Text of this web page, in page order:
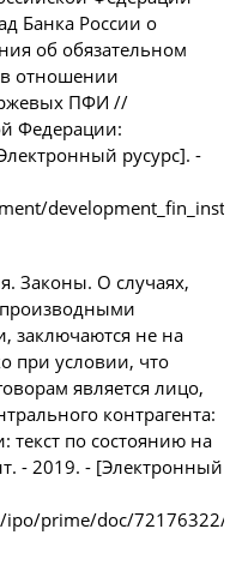
Банка России о
об обязательном
отношении
ПФИ //
Федерации:
русурс]. -
Законы. О случаях,
заключаются не на
при условии, что
является лицо,
контрагента:
текст по состоянию на
- 2019. - [Электронный
prime/doc/72176322/